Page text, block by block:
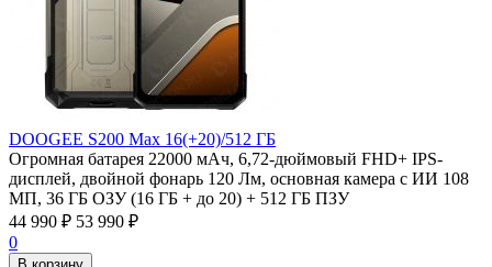
DOOGEE S200 Max 16(+20)/512 ГБ
Огромная батарея 22000 мАч, 6,72-дюймовый FHD+ IPS-
дисплей, двойной фонарь 120 Лм, основная камера с ИИ 108
МП, 36 ГБ ОЗУ (16 ГБ + до 20) + 512 ГБ ПЗУ
44 990 ₽ 53 990 ₽
0